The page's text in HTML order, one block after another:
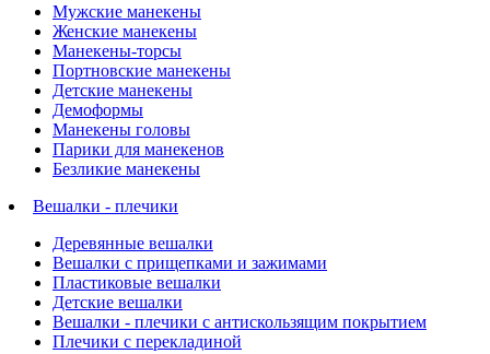
Мужские манекены
Женские манекены
Манекены-торсы
Портновские манекены
Детские манекены
Демоформы
Манекены головы
Парики для манекенов
Безликие манекены
Вешалки - плечики
Деревянные вешалки
Вешалки с прищепками и зажимами
Пластиковые вешалки
Детские вешалки
Вешалки - плечики с антискользящим покрытием
Плечики с перекладиной